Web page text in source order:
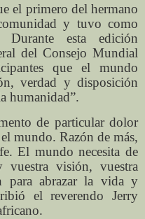
el primero del hermano
y tuvo como
Durante esta edición
del Consejo Mundial
que el mundo
verdad y disposición
humanidad”.
de particular dolor
mundo. Razón de más,
El mundo necesita de
vuestra visión, vuestra
para abrazar la vida y
el reverendo Jerry